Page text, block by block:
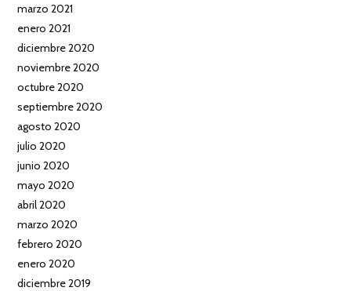
marzo 2021
enero 2021
diciembre 2020
noviembre 2020
octubre 2020
septiembre 2020
agosto 2020
julio 2020
junio 2020
mayo 2020
abril 2020
marzo 2020
febrero 2020
enero 2020
diciembre 2019